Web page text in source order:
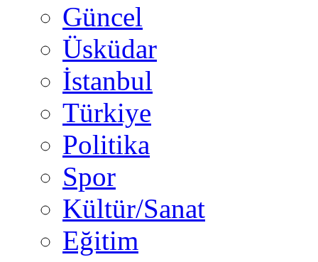
Güncel
Üsküdar
İstanbul
Türkiye
Politika
Spor
Kültür/Sanat
Eğitim